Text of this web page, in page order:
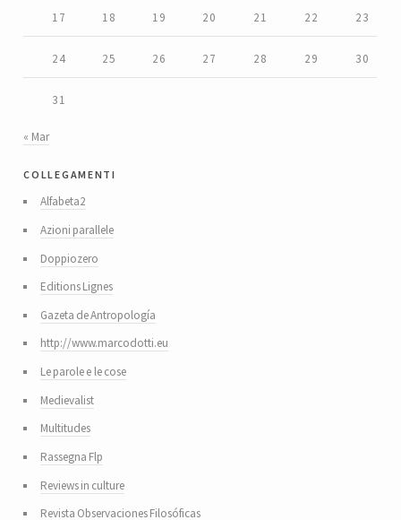
17 18 19 20 21 22 23
24 25 26 27 28 29 30
31
« Mar
collegamenti
Alfabeta2
Azioni parallele
Doppiozero
Editions Lignes
Gazeta de Antropología
http://www.marcodotti.eu
Le parole e le cose
Medievalist
Multitudes
Rassegna Flp
Reviews in culture
Revista Observaciones Filosóficas